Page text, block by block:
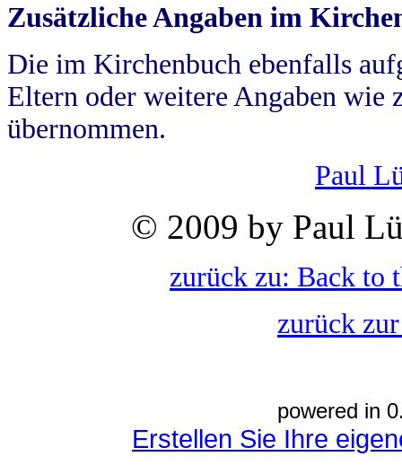
Zusätzliche Angaben im
Die im Kirchenbuch ebenfalls
Eltern oder weitere Angaben wie
übernommen.
Paul
© 2009 by Paul
zurück zu: Back to
zurück
powered in
Erstellen Sie Ihre